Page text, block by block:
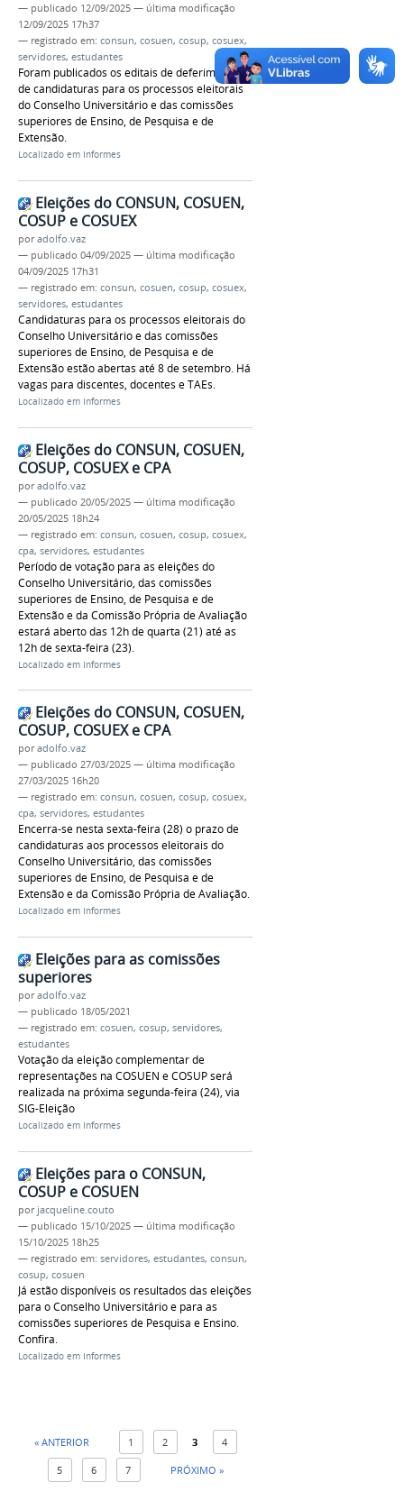
— publicado 12/09/2025 — última modificação
12/09/2025 17h37
— registrado em: consun, cosuen, cosup, cosuex,
servidores, estudantes
Foram publicados os editais de deferimento
de candidaturas para os processos eleitorais
do Conselho Universitário e das comissões
superiores de Ensino, de Pesquisa e de
Extensão.
Localizado em Informes
Eleições do CONSUN, COSUEN,
COSUP e COSUEX
poradolfo.vaz
— publicado 04/09/2025 — última modificação
04/09/2025 17h31
— registrado em: consun, cosuen, cosup, cosuex,
servidores, estudantes
Candidaturas para os processos eleitorais do
Conselho Universitário e das comissões
superiores de Ensino, de Pesquisa e de
Extensão estão abertas até 8 de setembro. Há
vagas para discentes, docentes e TAEs.
Localizado em Informes
Eleições do CONSUN, COSUEN,
COSUP, COSUEX e CPA
poradolfo.vaz
— publicado 20/05/2025 — última modificação
20/05/2025 18h24
— registrado em: consun, cosuen, cosup, cosuex,
cpa, servidores, estudantes
Período de votação para as eleições do
Conselho Universitário, das comissões
superiores de Ensino, de Pesquisa e de
Extensão e da Comissão Própria de Avaliação
estará aberto das 12h de quarta (21) até as
12h de sexta-feira (23).
Localizado em Informes
Eleições do CONSUN, COSUEN,
COSUP, COSUEX e CPA
poradolfo.vaz
— publicado 27/03/2025 — última modificação
27/03/2025 16h20
— registrado em: consun, cosuen, cosup, cosuex,
cpa, servidores, estudantes
Encerra-se nesta sexta-feira (28) o prazo de
candidaturas aos processos eleitorais do
Conselho Universitário, das comissões
superiores de Ensino, de Pesquisa e de
Extensão e da Comissão Própria de Avaliação.
Localizado em Informes
Eleições para as comissões
superiores
poradolfo.vaz
— publicado 18/05/2021
— registrado em: cosuen, cosup, servidores,
estudantes
Votação da eleição complementar de
representações na COSUEN e COSUP será
realizada na próxima segunda-feira (24), via
SIG-Eleição
Localizado em Informes
Eleições para o CONSUN,
COSUP e COSUEN
por jacqueline.couto
— publicado 15/10/2025 — última modificação
15/10/2025 18h25
— registrado em: servidores, estudantes, consun,
cosup, cosuen
Já estão disponíveis os resultados das eleições
para o Conselho Universitário e para as
comissões superiores de Pesquisa e Ensino.
Confira.
Localizado em Informes
« ANTERIOR 1 2 3 4
5 6 7 PRÓXIMO »